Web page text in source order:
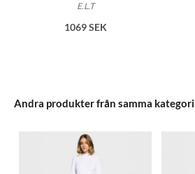
E.L.T
1069 SEK
Andra produkter från samma kategori